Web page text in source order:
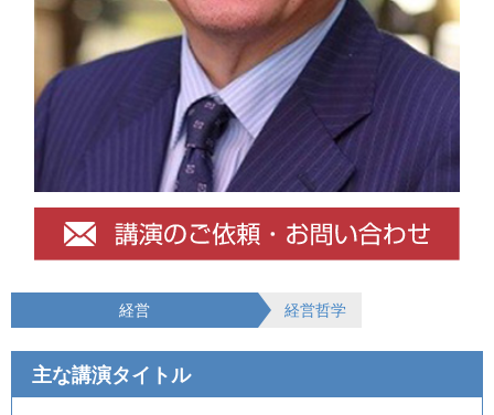
経営 経営哲学
主な講演タイトル